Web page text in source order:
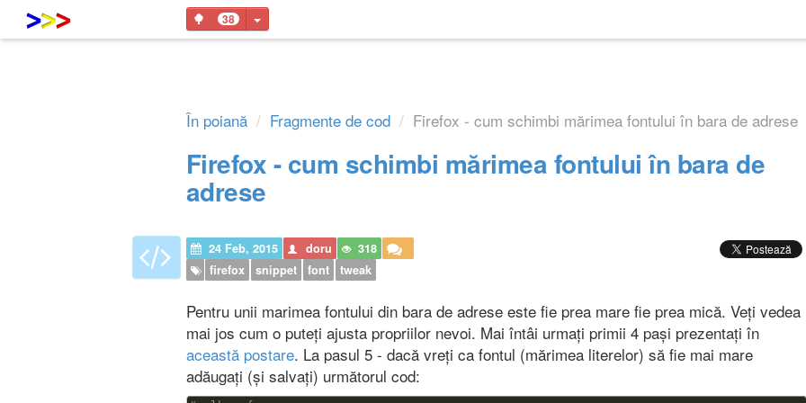
38 Toggle Dropdown
În poiană Fragmente de cod Firefox - cum schimbi mărimea fontului în bara de adrese
Firefox - cum schimbi mărimea fontului în bara de
adrese
24 Feb, 2015 doru
318
firefox
snippet font tweak
Pentru unii marimea fontului din bara de adrese este fie prea mare fie prea mică. Veți vedea
mai jos cum o puteți ajusta propriilor nevoi. Mai întâi urmați primii 4 pași prezentați în
această postare. La pasul 5 - dacă vreți ca fontul (mărimea literelor) să fie mai mare
adăugați (și salvați) următorul cod: